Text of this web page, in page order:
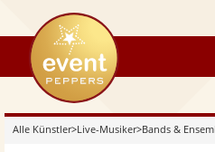
eventpeppers
Alle Künstler>Live-Musiker>Bands &